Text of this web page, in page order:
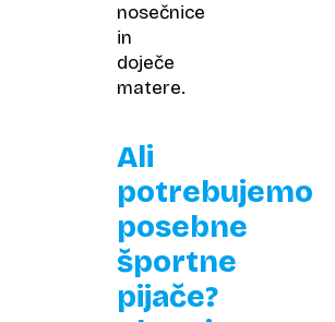
nosečnice
in
doječe
matere.
Ali
potrebujemo
posebne
športne
pijače?